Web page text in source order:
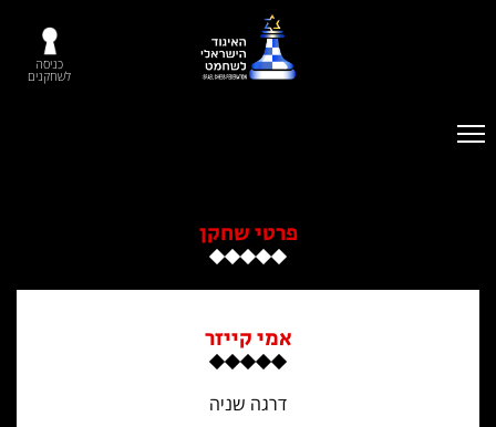
כניסה
לשחקנים
פרטי שחקן
אמי קייזר
דרגה שניה